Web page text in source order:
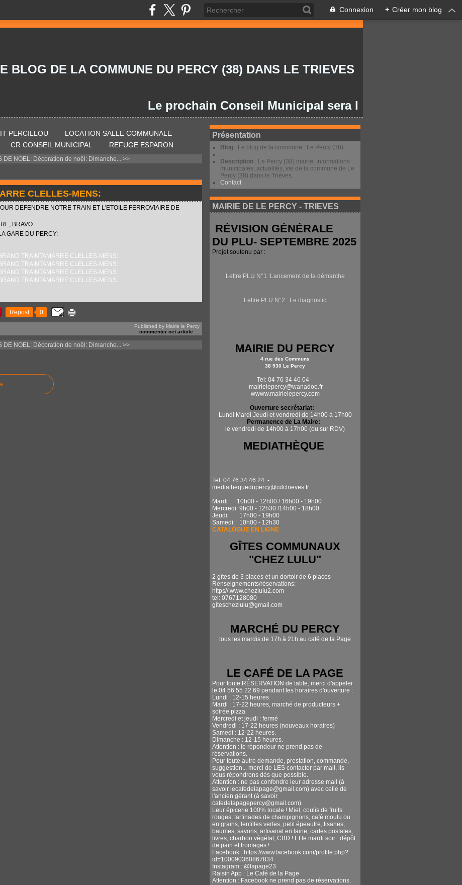
Connexion + Créer mon blog
BLOG DE LA COMMUNE DU PERCY (38) DANS LE TRIEVES
Le prochain Conseil Municipal sera le lundi 27/07/2026 à
PERCILLOU
LOCATION SALLE COMMUNALE
CR CONSEIL MUNICIPAL REFUGE ESPARON
DE NOEL: Décoration de noël: Dimanche... >>
CLELLES-MENS:
DEFENDRE NOTRE TRAIN ET L'ETOILE FERROVIAIRE DE
BRAVO.
GARE DU PERCY:
Repost 0
Published by Mairie le Percy
commenter cet article
DE NOEL: Décoration de noël: Dimanche... >>
Présentation
Blog : Le blog de la commune : Le Percy (38)
Description : Le Percy (38) mairie: Informations
municipales, actualités, vie de la commune de Le
Percy (38) dans le Trièves.
Contact
MAIRIE DE LE PERCY - TRIEVES
RÉVISION GÉNÉRALE
DU PLU- SEPTEMBRE 2025
Projet soutenu par :
Lettre PLU N°1 :Lancement de la démarche
Lettre PLU N°2 : Le diagnostic
MAIRIE DU PERCY
4 rue des Communs
38 930 Le Percy
Tel: 04 76 34 46 04
mairielepercy@wanadoo.fr
wwww.mairielepercy.com
Ouverture secrétariat:
Lundi Mardi Jeudi et vendredi de 14h00 à 17h00
Permanence de La Maire:
le vendredi de 14h00 à 17h00 (ou sur RDV)
MEDIATHÈQUE
Tel: 04 76 34 46 24 -
mediathequedupercy@cdctrieves.fr
Mardi: 10h00 - 12h00 / 16h00 - 19h00
Mercredi: 9h00 - 12h30 /14h00 - 18h00
Jeudi: 17h00 - 19h00
Samedi: 10h00 - 12h30
CATALOGUE EN LIGNE
GÎTES COMMUNAUX
"CHEZ LULU"
2 gîtes de 3 places et un dortoir de 6 places
Renseignements/réservations:
https//:www.chezlulu2.com
tel: 0767128080
giteschezlulu@gmail.com
MARCHÉ DU PERCY
tous les mardis de 17h à 21h au café de la Page
LE CAFÉ DE LA PAGE
Pour toute RÉSERVATION de table, merci d'appeler
le 04 56 55 22 69 pendant les horaires d'ouverture :
Lundi : 12-15 heures
Mardi : 17-22 heures, marché de producteurs +
soirée pizza
Mercredi et jeudi : fermé
Vendredi : 17-22 heures (nouveaux horaires)
Samedi : 12-22 heures.
Dimanche : 12-15 heures.
Attention : le répondeur ne prend pas de
réservations.
Pour toute autre demande, prestation, commande,
suggestion... merci de LES contacter par mail, ils
vous répondrons dès que possible.
Attention : ne pas confondre leur adresse mail (à
savoir lecafedelapage@gmail.com) avec celle de
l'ancien gérant (à savoir
cafedelapagepercy@gmail.com).
Leur épicerie 100% locale ! Miel, coulis de fruits
rouges, tartinades de champignons, café moulu ou
en grains, lentilles vertes, petit épeautre, tisanes,
baumes, savons, artisanat en laine, cartes postales,
livres, charbon végétal, CBD ! Et le mardi soir : dépôt
de pain et fromages !
Facebook : https://www.facebook.com/profile.php?
id=100090360867834
Instagram : @lapage23
Raisin App : Le Café de la Page
Attention : Facebook ne prend pas de réservations.